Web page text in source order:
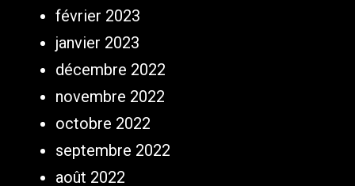
février 2023
janvier 2023
décembre 2022
novembre 2022
octobre 2022
septembre 2022
août 2022